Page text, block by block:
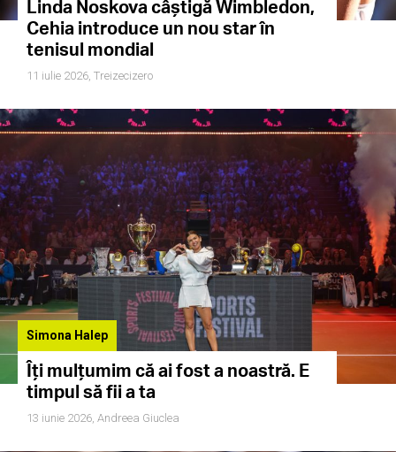
Linda Noskova câștigă Wimbledon,
Cehia introduce un nou star în
tenisul mondial
11 iulie 2026, Treizecizero
Simona Halep
Îți mulțumim că ai fost a noastră. E
timpul să fii a ta
13 iunie 2026, Andreea Giuclea